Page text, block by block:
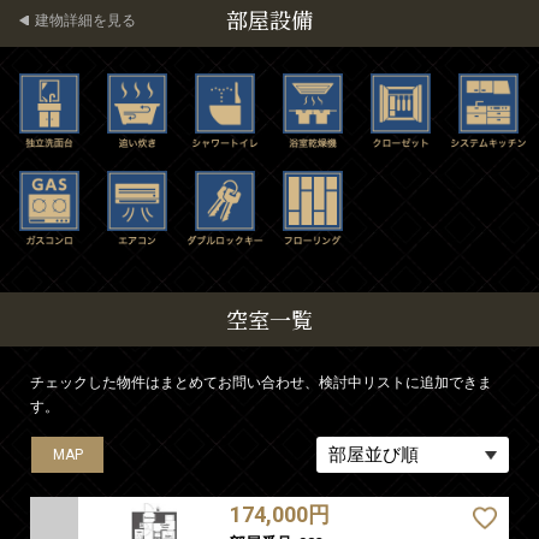
部屋設備
建物詳細を見る
空室一覧
チェックした物件はまとめてお問い合わせ、検討中リストに追加できま
す。
MAP
174,000円
MAP